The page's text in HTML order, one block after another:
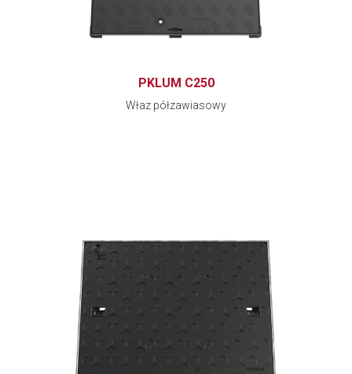
PKLUM C250
Właz półzawiasowy